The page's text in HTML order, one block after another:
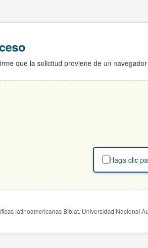
que la solicitud proviene de un
Haga clic
latinoamericanas Biblat. Universidad Nacional